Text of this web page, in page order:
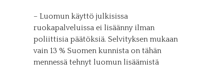
– Luomun käyttö julkisissa
ruokapalveluissa ei lisäänny ilman
poliittisia päätöksiä. Selvityksen mukaan
vain 13 % Suomen kunnista on tähän
mennessä tehnyt luomun lisäämistä